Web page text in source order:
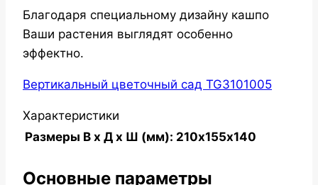
Благодаря специальному дизайну кашпо
Ваши растения выглядят особенно
эффектно.
Вертикальный цветочный сад TG3101005
Характеристики
Размеры В x Д x Ш (мм): 210х155х140
Основные параметры